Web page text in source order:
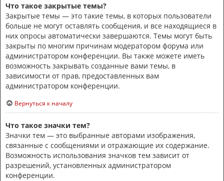
Что такое закрытые темы?
Закрытые темы — это такие темы, в которых пользователи
больше не могут оставлять сообщения, и все находящиеся в
них опросы автоматически завершаются. Темы могут быть
закрыты по многим причинам модератором форума или
администратором конференции. Вы также можете иметь
возможность закрывать созданные вами темы, в
зависимости от прав, предоставленных вам
администратором конференции.
Вернуться к началу
Что такое значки тем?
Значки тем — это выбранные авторами изображения,
связанные с сообщениями и отражающие их содержание.
Возможность использования значков тем зависит от
разрешений, установленных администратором
конференции.